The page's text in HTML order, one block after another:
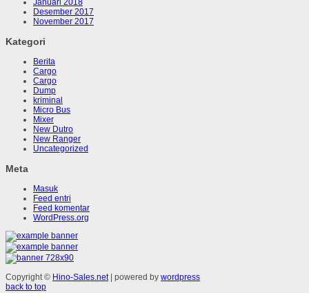
Januari 2018
Desember 2017
November 2017
Kategori
Berita
Cargo
Cargo
Dump
kriminal
Micro Bus
Mixer
New Dutro
New Ranger
Uncategorized
Meta
Masuk
Feed entri
Feed komentar
WordPress.org
Copyright © Hino-Sales.net| powered by wordpress
back to top